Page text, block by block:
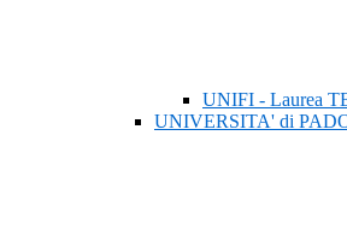
UNIFI - Laurea
UNIVERSITA' di